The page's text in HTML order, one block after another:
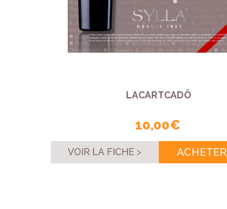
LACARTCADÔ
10,00 €
VOIR LA FICHE ACHETER